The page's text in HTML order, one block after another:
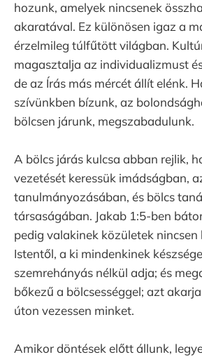
hozunk, amelyek nincsenek
akaratával. Ez különösen igaz a
érzelmileg túlfűtött világban.
magasztalja az individualizmust
de az Írás más mércét állít elénk.
szívünkben bízunk, az
bölcsen járunk, megszabadulunk.
A bölcs járás kulcsa abban rejlik,
vezetését keressük imádságban,
tanulmányozásában, és bölcs
társaságában. Jakab 1:5-ben
pedig valakinek közületek nincsen
Istentől, a ki mindenkinek
szemrehányás nélkül adja; és
bőkezű a bölcsességgel; azt
úton vezessen minket.
Amikor döntések előtt állunk,